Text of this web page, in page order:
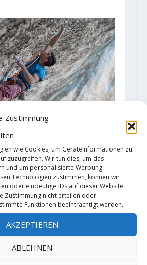
Zustimmung
wie Cookies, um Geräteinformationen zu
zuzugreifen. Wir tun dies, um das
und um personalisierte Werbung
Technologien zustimmen, können wir
oder eindeutige IDs auf dieser Website
Zustimmung nicht erteilen oder
Funktionen beeinträchtigt werden.
AKZEPTIEREN
ABLEHNEN
Rullo Calvo klettert
imagen" (9a+/b)